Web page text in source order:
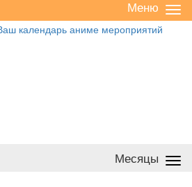
/
Меню
Месяцы